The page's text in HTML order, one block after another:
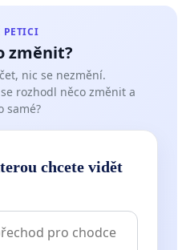
PETICI
změnit?
nic se nezmění.
rozhodl něco změnit a
samé?
chcete vidět